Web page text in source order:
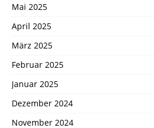
Mai 2025
April 2025
März 2025
Februar 2025
Januar 2025
Dezember 2024
November 2024